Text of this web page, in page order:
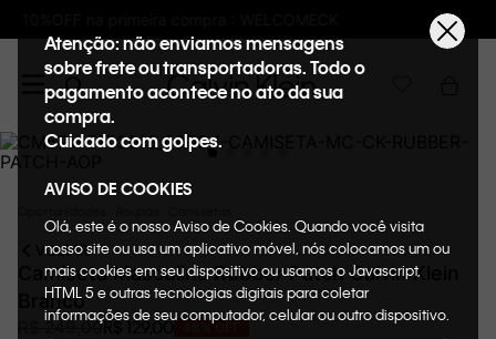
Frete GRÁTIS nas compras acima de
Atenção: não enviamos mensagens
sobre frete ou transportadoras. Todo o
pagamento acontece no ato da sua
compra.
Cuidado com golpes.
AVISO DE COOKIES
Olá, este é o nosso Aviso de Cookies. Quando você visita
nosso site ou usa um aplicativo móvel, nós colocamos um ou
mais cookies em seu dispositivo ou usamos o Javascript,
HTML 5 e outras tecnologias digitais para coletar
informações de seu computador, celular ou outro dispositivo.
VOLTAR
Camiseta Masculina Rubber Patch Calvin Klein
Branco
249,00R$ 129 00 OFF